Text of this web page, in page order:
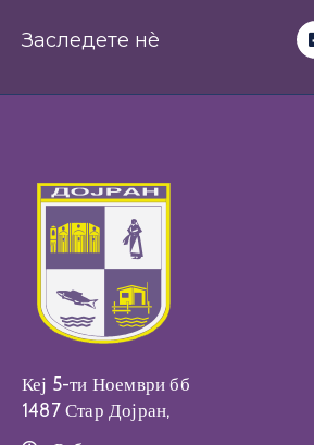
Заследете нè
Кеј 5-ти Ноември бб
1487 Стар Дојран,